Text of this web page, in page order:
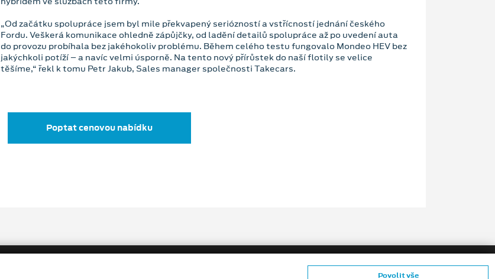
„Od začátku spolupráce jsem byl mile překvapený seriózností a vstřícností jednání českého
Fordu. Veškerá komunikace ohledně zápůjčky, od ladění detailů spolupráce až po uvedení auta
do provozu probíhala bez jakéhokoliv problému. Během celého testu fungovalo Mondeo HEV bez
jakýchkoli potíží – a navíc velmi úsporně. Na tento nový přírůstek do naší flotily se velice
těšíme,“ řekl k tomu Petr Jakub, Sales manager společnosti Takecars.
Poptat cenovou nabídku
Povolit vše